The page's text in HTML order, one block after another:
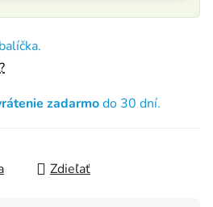
zadarmodo 30 dní.
Zdieľať